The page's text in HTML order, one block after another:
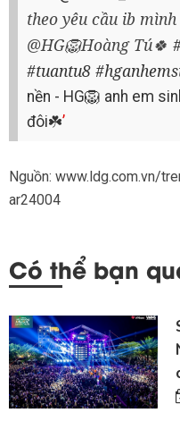
theo yêu cầu ib
@HG🦁Hoàng Tú🍀
#tuantu8
nền - HG🦁 anh em
đôi☘️
Nguồn: www.ldg.com.vn/
ar24004
Có thể bạn